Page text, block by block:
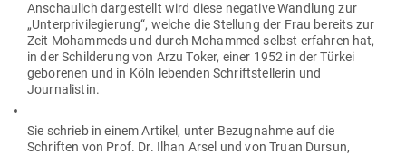
Anschaulich dar­ge­stellt wird diese negative Wandlung zur
„Unter­pri­vi­le­gierung“, welche die Stellung der Frau bereits zur
Zeit Mohammeds und durch Mohammed selbst erfahren hat,
in der Schil­derung von Arzu Toker, einer 1952 in der Türkei
gebo­renen und in Köln lebenden Schrift­stel­lerin und
Journalistin.
Sie schrieb in einem Artikel, unter Bezug­nahme auf die
Schriften von Prof. Dr. Ilhan Arsel und von Truan Dursun,